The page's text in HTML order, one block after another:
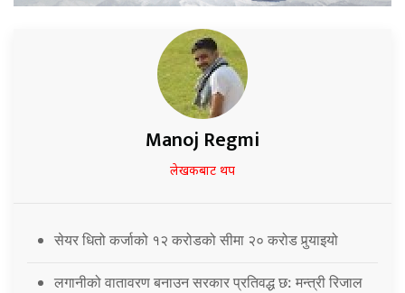
Manoj Regmi
लेखकबाट थप
सेयर धितो कर्जाको १२ करोडको सीमा २० करोड पुर्‍याइयो
लगानीको वातावरण बनाउन सरकार प्रतिवद्ध छ: मन्त्री रिजाल